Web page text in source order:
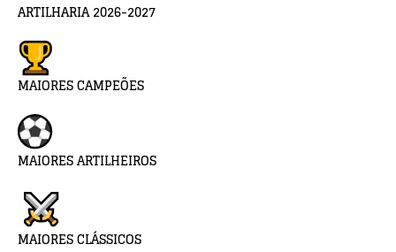
ARTILHARIA 2026-2027
MAIORES CAMPEÕES
MAIORES ARTILHEIROS
MAIORES CLÁSSICOS